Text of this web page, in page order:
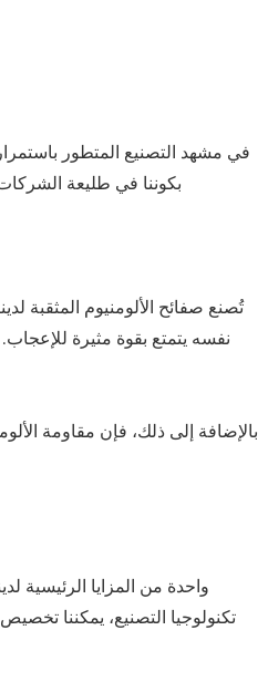
بكوننا في طليعة
تُصنع صفائح الألومنيوم المثقبة
نفسه يتمتع بقوة مثيرة
بالإضافة إلى ذلك، فإن مقاومة
واحدة من المزايا الرئيسية
تكنولوجيا التصنيع، يمكننا